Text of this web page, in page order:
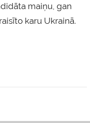
maiņu, gan
karu Ukrainā.